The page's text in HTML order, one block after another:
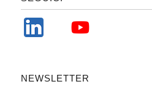
NEWSLETTER